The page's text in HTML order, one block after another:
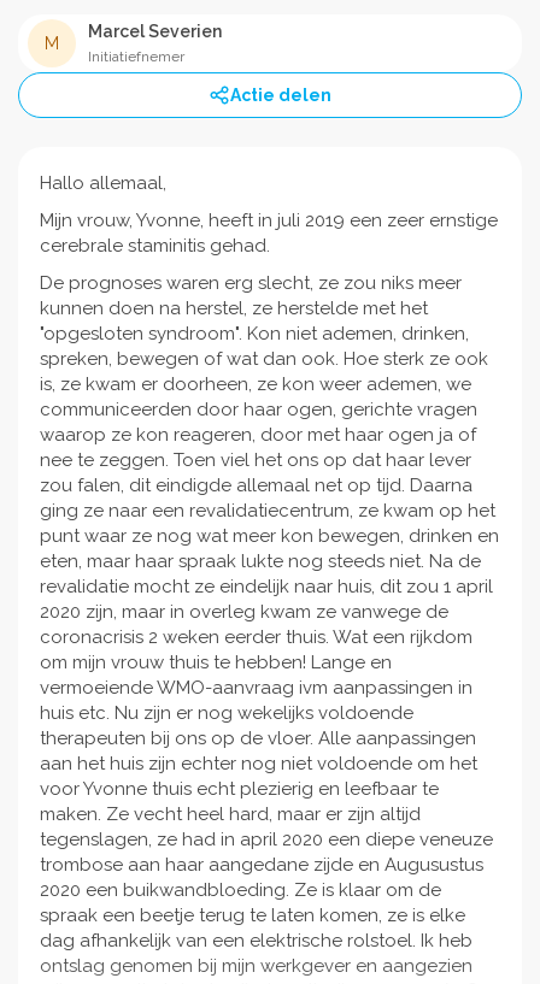
M
Marcel Severien
Initiatiefnemer
Actie delen
Hallo allemaal,
Mijn vrouw, Yvonne, heeft in juli 2019 een zeer ernstige
cerebrale staminitis gehad.
De prognoses waren erg slecht, ze zou niks meer
kunnen doen na herstel, ze herstelde met het
"opgesloten syndroom". Kon niet ademen, drinken,
spreken, bewegen of wat dan ook. Hoe sterk ze ook
is, ze kwam er doorheen, ze kon weer ademen, we
communiceerden door haar ogen, gerichte vragen
waarop ze kon reageren, door met haar ogen ja of
nee te zeggen. Toen viel het ons op dat haar lever
zou falen, dit eindigde allemaal net op tijd. Daarna
ging ze naar een revalidatiecentrum, ze kwam op het
punt waar ze nog wat meer kon bewegen, drinken en
eten, maar haar spraak lukte nog steeds niet. Na de
revalidatie mocht ze eindelijk naar huis, dit zou 1 april
2020 zijn, maar in overleg kwam ze vanwege de
coronacrisis 2 weken eerder thuis. Wat een rijkdom
om mijn vrouw thuis te hebben! Lange en
vermoeiende WMO-aanvraag ivm aanpassingen in
huis etc. Nu zijn er nog wekelijks voldoende
therapeuten bij ons op de vloer. Alle aanpassingen
aan het huis zijn echter nog niet voldoende om het
voor Yvonne thuis echt plezierig en leefbaar te
maken. Ze vecht heel hard, maar er zijn altijd
tegenslagen, ze had in april 2020 een diepe veneuze
trombose aan haar aangedane zijde en Augusustus
2020 een buikwandbloeding. Ze is klaar om de
spraak een beetje terug te laten komen, ze is elke
dag afhankelijk van een elektrische rolstoel. Ik heb
ontslag genomen bij mijn werkgever en aangezien